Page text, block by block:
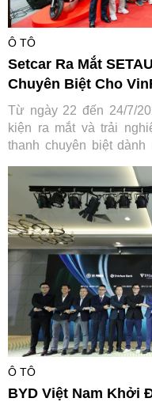
Ô TÔ
Setcar Ra Mắt
Chuyên Biệt Cho
Từ ngày 22 đến 24/7/
kiện ra mắt và trải
thanh chuyên biệt dành
cũ đổi mới" tiết kiệm tới
Ô TÔ
BYD Việt Nam Khởi